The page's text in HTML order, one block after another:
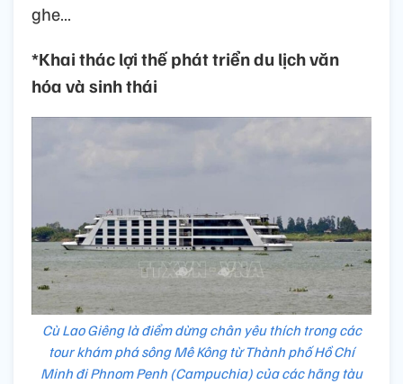
ghe…
*Khai thác lợi thế phát triển du lịch văn
hóa và sinh thái
Cù Lao Giêng là điểm dừng chân yêu thích trong các
tour khám phá sông Mê Kông từ Thành phố Hồ Chí
Minh đi Phnom Penh (Campuchia) của các hãng tàu